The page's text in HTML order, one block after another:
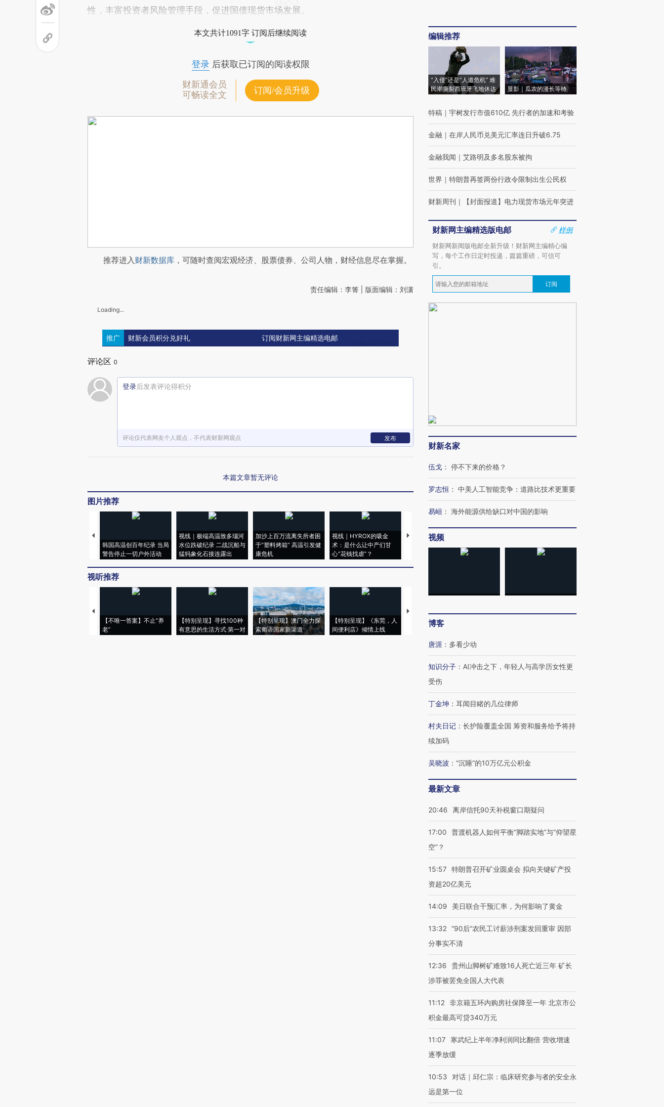
性，丰富投资者风险管理手段，促进国债现货市场发展。
本文共计1091字 订阅后继续阅读
登录后获取已订阅的阅读权限
财新通会员
可畅读全文
订阅/会员升级
推荐进入财新数据库 ，可随时查阅宏观经济、股票债券、公司人物，财经信息尽在掌握。
责任编辑：李箐 | 版面编辑：刘潇
Loading...
推广 财新会员积分兑好礼 订阅财新网主编精选电邮
评论区 0
登录后发表评论得积分
评论仅代表网友个人观点，不代表财新网观点 发布
本篇文章暂无评论
图片推荐
韩国高温创百年纪录 当局
警告停止一切户外活动
视线｜极端高温致多瑙河
水位跌破纪录 二战沉船与
猛犸象化石接连露出
加沙上百万流离失所者困
于“塑料烤箱” 高温引发健
康危机
视线｜HYROX的吸金
术：是什么让中产们甘
心“花钱找虐”？
马航飞行员跨国走私7万
视听推荐
【不唯一答案】不止“养
老”
【特别呈现】寻找100种
有意思的生活方式·第一对
【特别呈现】澳门全力探
索葡语国家新渠道
【特别呈现】《东莞，人
间便利店》倾情上线
【推广】走进第四届链博
会，让数智科技“链”接产
【商旅对话】华住集团
编辑推荐
“入侵”还是“人道危机” 难
民潮撕裂西班牙飞地休达
显影｜瓜农的漫长等待
特稿 ｜ 宇树发行市值610亿 先行者的加速和考验
金融 ｜ 在岸人民币兑美元汇率连日升破6.75
金融我闻 ｜ 艾路明及多名股东被拘
世界 ｜ 特朗普再签两份行政令限制出生公民权
财新周刊 ｜ 【封面报道】电力现货市场元年突进
财新网主编精选版电邮
样例
财新网新闻版电邮全新升级！财新网主编精心编
写，每个工作日定时投递，篇篇重磅，可信可
引。
订阅
财新名家
伍戈 ： 停不下来的价格？
罗志恒 ： 中美人工智能竞争：道路比技术更重要
易峘 ： 海外能源供给缺口对中国的影响
视频
博客
唐涯 ： 多看少动
知识分子 ： AI冲击之下，年轻人与高学历女性更
受伤
丁金坤 ： 耳闻目睹的几位律师
村夫日记 ： 长护险覆盖全国 筹资和服务给予将持
续加码
吴晓波 ： “沉睡”的10万亿元公积金
最新文章
20:46 离岸信托90天补税窗口期疑问
17:00
普渡机器人如何平衡“脚踏实地”与“仰望星
空”？
15:57 特朗普召开矿业圆桌会 拟向关键矿产投
资超20亿美元
14:09 美日联合干预汇率，为何影响了黄金
13:32 “90后”农民工讨薪涉刑案发回重审 因部
分事实不清
12:36
贵州山脚树矿难致16人死亡近三年 矿长
涉罪被罢免全国人大代表
11:12 非京籍五环内购房社保降至一年 北京市公
积金最高可贷340万元
11:07
寒武纪上半年净利润同比翻倍 营收增速
逐季放缓
10:53
对话｜邱仁宗：临床研究参与者的安全永
远是第一位